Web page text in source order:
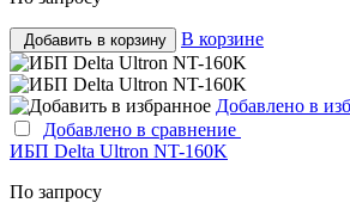
Добавить в корзину В корзине
Добавлено в
Добавлено в сравнение
ИБП Delta Ultron NT-160K
По запросу